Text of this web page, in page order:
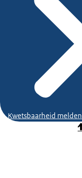
Kwetsbaarheid melden